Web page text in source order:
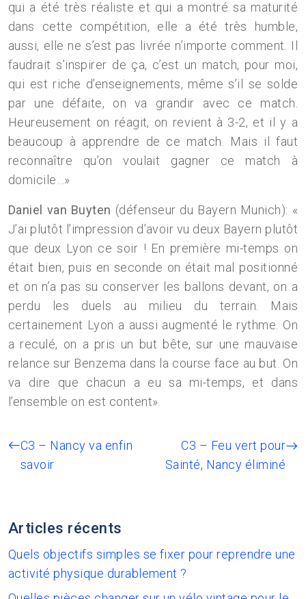
qui a été très réaliste et qui a montré sa maturité
dans cette compétition, elle a été très humble,
aussi, elle ne s’est pas livrée n’importe comment. Il
faudrait s’inspirer de ça, c’est un match, pour moi,
qui est riche d’enseignements, même s’il se solde
par une défaite, on va grandir avec ce match.
Heureusement on réagit, on revient à 3-2, et il y a
beaucoup à apprendre de ce match. Mais il faut
reconnaître qu’on voulait gagner ce match à
domicile…»
Daniel van Buyten (défenseur du Bayern Munich): «
J’ai plutôt l’impression d’avoir vu deux Bayern plutôt
que deux Lyon ce soir ! En première mi-temps on
était bien, puis en seconde on était mal positionné
et on n’a pas su conserver les ballons devant, on a
perdu les duels au milieu du terrain. Mais
certainement Lyon a aussi augmenté le rythme. On
a reculé, on a pris un but bête, sur une mauvaise
relance sur Benzema dans la course face au but. On
va dire que chacun a eu sa mi-temps, et dans
l’ensemble on est content».
C3 – Nancy va enfin
savoir
C3 – Feu vert pour
Sainté, Nancy éliminé
Articles récents
Quels objectifs simples se fixer pour reprendre une
activité physique durablement ?